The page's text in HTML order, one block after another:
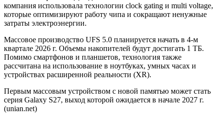
компания использовала технологии clock gating и multi voltage,
которые оптимизируют работу чипа и сокращают ненужные
затраты электроэнергии.
Массовое производство UFS 5.0 планируется начать в 4-м
квартале 2026 г. Объемы накопителей будут достигать 1 ТБ.
Помимо смартфонов и планшетов, технология также
рассчитана на использование в ноутбуках, умных часах и
устройствах расширенной реальности (XR).
Первым массовым устройством с новой памятью может стать
серия Galaxy S27, выход которой ожидается в начале 2027 г.
(unian.net)